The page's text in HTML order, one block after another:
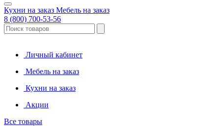
Кухни на заказ Мебель на заказ
8 (800) 700-53-56
Личный кабинет
Мебель на заказ
Кухни на заказ
Акции
Все товары